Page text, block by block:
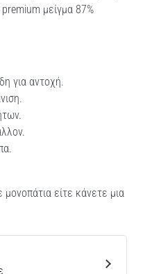
μείγμα 87%
για αντοχή.
είτε κάνετε μια